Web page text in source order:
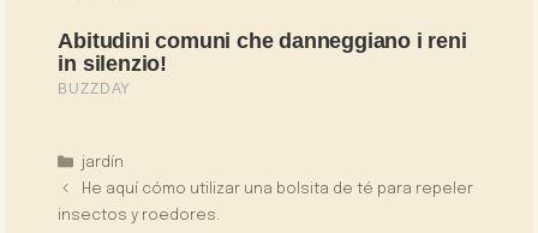
Categorías
jardín
He aquí cómo utilizar una bolsita de té para repeler
insectos y roedores.